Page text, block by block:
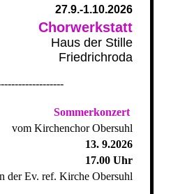
27.9.-1.10.2026
Chorwerkstatt
Haus der Stille
Friedrichroda
Sommerkonzert
vom Kirchenchor Obersuhl
13. 9.2026
17.00 Uhr
der Ev. ref. Kirche Obersuhl